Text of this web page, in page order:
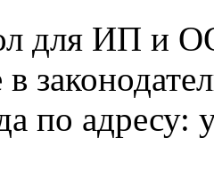
для ИП и
по адресу: